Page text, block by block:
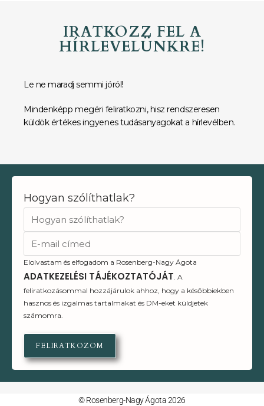
IRATKOZZ FEL A
HÍRLEVELÜNKRE!
Le ne maradj semmi jóról!
Mindenképp megéri feliratkozni, hisz rendszeresen
küldök értékes ingyenes tudásanyagokat a hírlevélben.
Hogyan szólíthatlak?
Elolvastam és elfogadom a Rosenberg-Nagy Ágota
ADATKEZELÉSI TÁJÉKOZTATÓJÁT. A
feliratkozásommal hozzájárulok ahhoz, hogy a későbbiekben
hasznos és izgalmas tartalmakat és DM-eket küldjetek
számomra.
FELIRATKOZOM
© Rosenberg-Nagy Ágota 2026